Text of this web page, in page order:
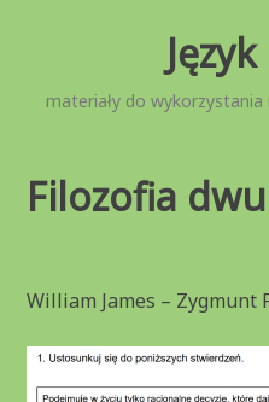
materiały do
Filozofia
William James – Zygmunt